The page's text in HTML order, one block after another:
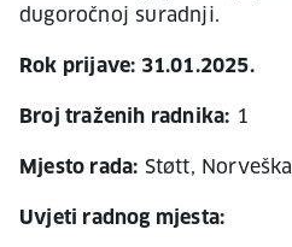
dugoročnoj suradnji.
Rok prijave: 31.01.2025.
Broj traženih radnika: 1
Mjesto rada: Støtt, Norveška
Uvjeti radnog mjesta: